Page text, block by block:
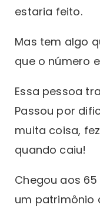
estaria feito.
Mas tem algo
que o número
Essa pessoa
Passou por
muita coisa,
quando caiu!
Chegou aos
um patrimônio